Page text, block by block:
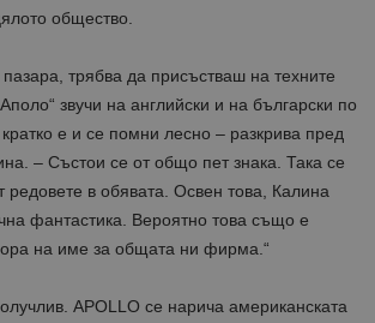
общество.
трябва да присъстваш на техните
звучи на английски и на български по
е и се помни лесно – разкрива пред
– Състои се от общо пет знака. Така се
редовете в обявата. Освен това, Калина
фантастика. Вероятно това също е
на име за общата ни фирма.“
APOLLO се нарича американската